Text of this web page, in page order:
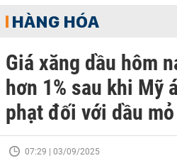
HÀNG HÓA
Giá xăng dầu hôm
hơn 1% sau khi Mỹ
phạt đối với dầu
07:29 | 03/09/2025